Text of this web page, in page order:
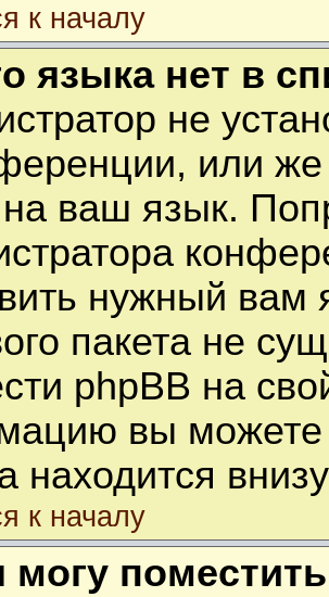
к началу
языка нет в
не
или же
ваш язык.
нужный вам
пакета не
phpBB на
вы можете
находится
к началу
могу